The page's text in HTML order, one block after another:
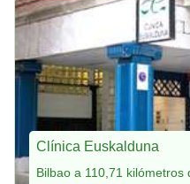
Clínica Euskalduna
Bilbao a 110,71